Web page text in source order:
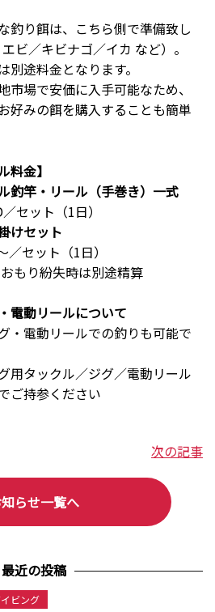
釣り餌は、こちら側で準備致し
ビ／キビナゴ／イカ など）。
別途料金となります。
市場で安価に入手可能なため、
好みの餌を購入することも簡単
料金】
釣竿・リール（手巻き）一式
セット（1日）
けセット
／セット（1日）
もり紛失時は別途精算
電動リールについて
・電動リールでの釣りも可能で
用タックル／ジグ／電動リール
ご持参ください
次の記事
らせ一覧へ
最近の投稿
ビング